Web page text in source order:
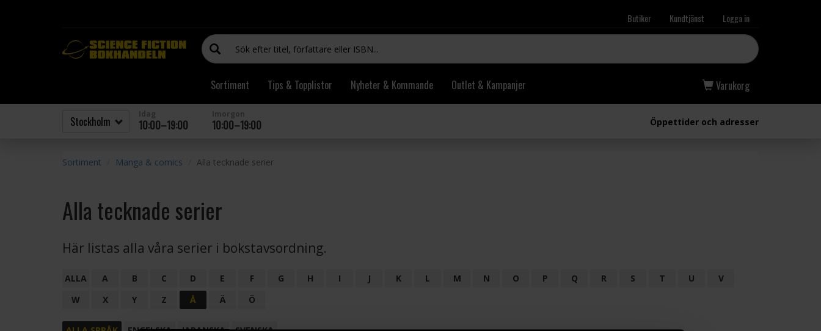
Butiker Kundtjänst Logga in
Sortiment Tips & Topplistor Nyheter & Kommande Outlet & Kampanjer Varukorg
10:00–19:00 10:00–19:00 Öppettider och adresser
Sortiment Manga & comics Alla tecknade serier
Alla tecknade serier
Här listas alla våra serier i bokstavsordning.
ALLA A B C D E F G H I J K L M N O P Q R S T U
V
W
X Y Z Å Ä Ö